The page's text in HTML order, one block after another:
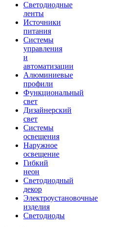
Светодиодные
ленты
Источники
питания
Системы
управления
и
автоматизации
Алюминиевые
профили
Функциональный
свет
Дизайнерский
свет
Системы
освещения
Наружное
освещение
Гибкий
неон
Светодиодный
декор
Электроустановочные
изделия
Светодиоды